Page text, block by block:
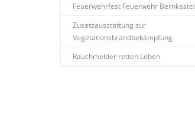
Feuerwehrfest Feuerwehr Bernkastel
Zusatzausstattung zur
Vegetationsbrandbekämpfung
Rauchmelder retten Leben